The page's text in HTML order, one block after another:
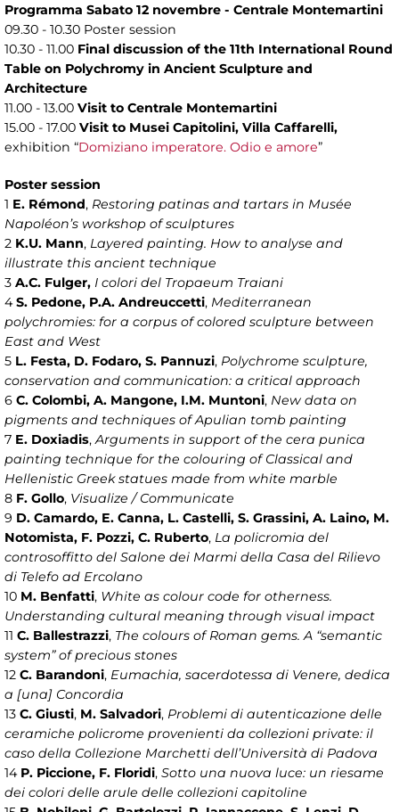
Programma Sabato 12 novembre - Centrale Montemartini
09.30 - 10.30 Poster session
10.30 - 11.00 Final discussion of the 11th International Round
Table on Polychromy in Ancient Sculpture and
Architecture
11.00 - 13.00 Visit to Centrale Montemartini
15.00 - 17.00 Visit to Musei Capitolini, Villa Caffarelli,
exhibition “Domiziano imperatore. Odio e amore”
Poster session
1 E. Rémond, Restoring patinas and tartars in Musée
Napoléon’s workshop of sculptures
2 K.U. Mann, Layered painting. How to analyse and
illustrate this ancient technique
3 A.C. Fulger, I colori del Tropaeum Traiani
4S. Pedone, P.A. Andreuccetti, Mediterranean
polychromies: for a corpus of colored sculpture between
East and West
5 L. Festa, D. Fodaro, S. Pannuzi, Polychrome sculpture,
conservation and communication: a critical approach
6 C. Colombi, A. Mangone, I.M. Muntoni, New data on
pigments and techniques of Apulian tomb painting
7 E. Doxiadis,Arguments in support of the cera punica
painting technique for the colouring of Classical and
Hellenistic Greek statues made from white marble
8 F. Gollo, Visualize / Communicate
9 D. Camardo, E. Canna, L. Castelli, S. Grassini, A. Laino, M.
Notomista, F. Pozzi, C. Ruberto, La policromia del
controsoffitto del Salone dei Marmi della Casa del Rilievo
di Telefo ad Ercolano
10 M. Benfatti, White as colour code for otherness.
Understanding cultural meaning through visual impact
11 C. Ballestrazzi, The colours of Roman gems. A “semantic
system” of precious stones
12 C. Barandoni, Eumachia, sacerdotessa di Venere, dedica
a [una] Concordia
13 C. Giusti, M. Salvadori, Problemi di autenticazione delle
ceramiche policrome provenienti da collezioni private: il
caso della Collezione Marchetti dell’Università di Padova
14 P. Piccione, F. Floridi, Sotto una nuova luce: un riesame
dei colori delle arule delle collezioni capitoline